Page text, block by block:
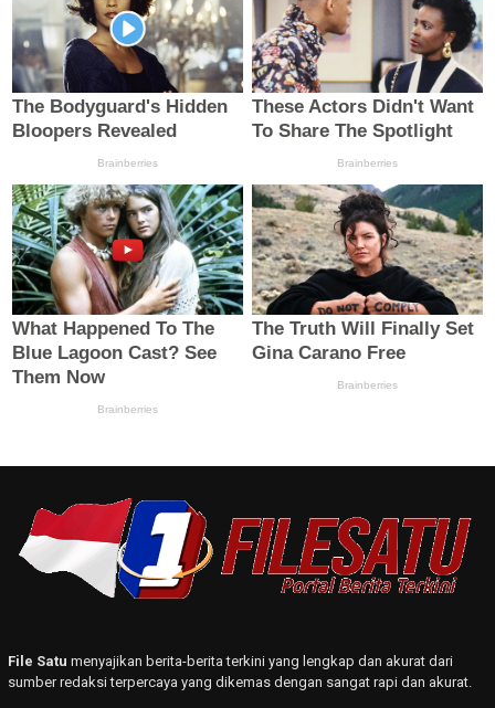
File Satu menyajikan berita-berita terkini yang lengkap dan akurat dari
sumber redaksi terpercaya yang dikemas dengan sangat rapi dan akurat.